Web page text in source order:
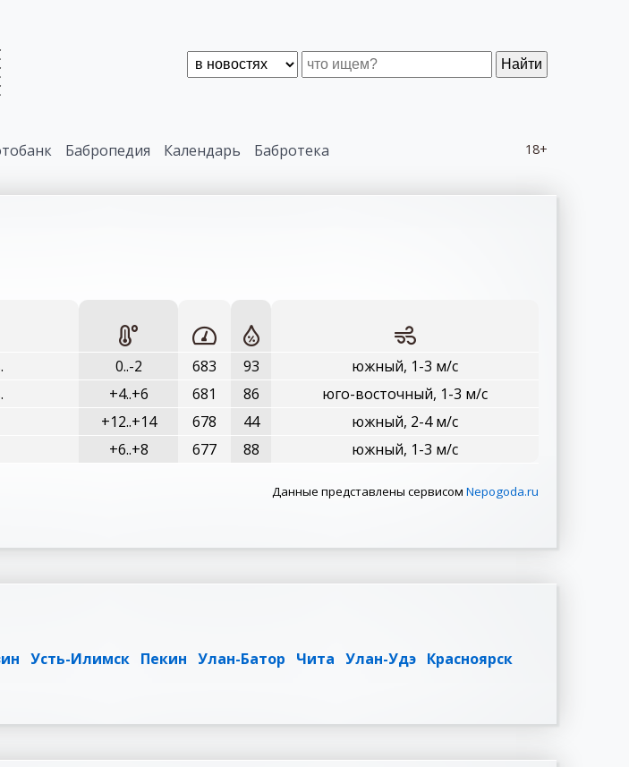
Найти
18+
Бабропедия Календарь Бабротека
0..-2 683 93
южный, 1-3 м/с
+4..+6 681 86
юго-восточный, 1-3 м/с
+12..+14 678 44
южный, 2-4 м/с
+6..+8 677 88 южный, 1-3 м/с
Данные представлены сервисом Nepogoda.ru
Усть-Илимск Пекин Улан-Батор Чита Улан-Удэ Красноярск